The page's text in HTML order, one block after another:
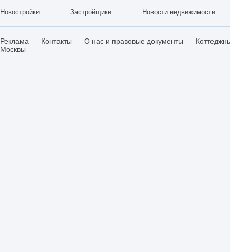
Новостройки Застройщики Новости недвижимости
Реклама Контакты О нас и правовые документы
Москвы